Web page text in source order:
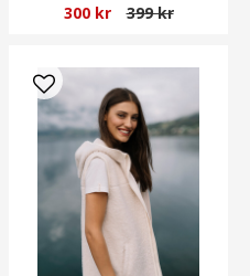
300 kr 399 kr